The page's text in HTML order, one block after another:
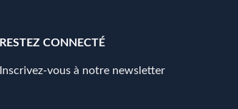
RESTEZ CONNECTÉ
Inscrivez-vous à notre newsletter